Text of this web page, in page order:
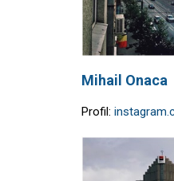
Mihail Onaca
Profil: